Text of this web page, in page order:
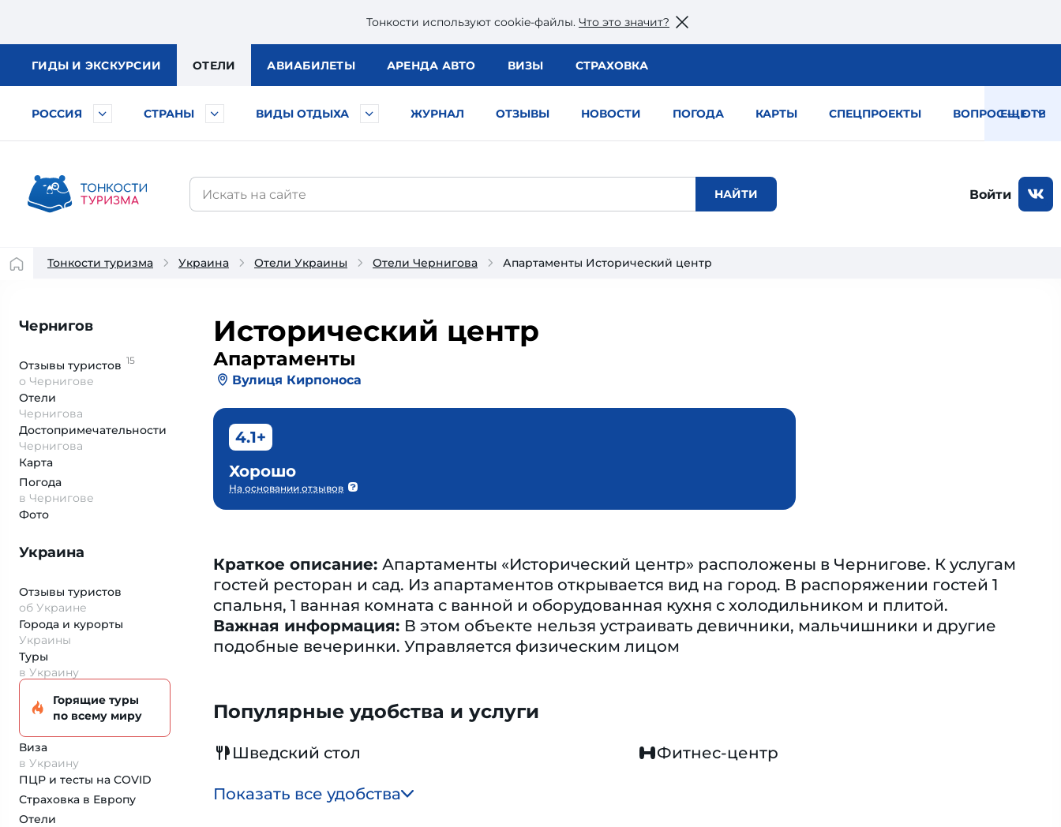
Тонкости используют сookie-файлы. Что это значит?
ГИДЫ И ЭКСКУРСИИ ОТЕЛИ АВИАБИЛЕТЫ АРЕНДА АВТО ВИЗЫ СТРАХОВКА
РОССИЯ СТРАНЫ ВИДЫ ОТДЫХА ЖУРНАЛ ОТЗЫВЫ НОВОСТИ ПОГОДА КАРТЫ СПЕЦПРОЕКТЫ ВОПРОС — ОТВЕТ
ЕЩЕ
Войти
Тонкости туризма Украина Отели Украины Отели Чернигова Апартаменты Исторический центр
Чернигов
Отзывы туристов 15
о Чернигове
Отели
Чернигова
Достопримеча­тельности
Чернигова
Карта
Погода
в Чернигове
Фото
Украина
Отзывы туристов
об Украине
Города и курорты
Украины
Туры
в Украину
Горящие туры
по всему миру
Виза
в Украину
ПЦР и тесты на COVID
Страховка в Европу
Отели
Исторический центр
Апартаменты
Вулиця Кирпоноса
4.1+
Хорошо
На основании отзывов
Краткое описание: Апартаменты «Исторический центр» расположены в Чернигове. К услугам
гостей ресторан и сад. Из апартаментов открывается вид на город. В распоряжении гостей 1
спальня, 1 ванная комната с ванной и оборудованная кухня с холодильником и плитой.
Важная информация: В этом объекте нельзя устраивать девичники, мальчишники и другие
подобные вечеринки. Управляется физическим лицом
Популярные удобства и услуги
Шведский стол Фитнес-центр
Показать все удобства